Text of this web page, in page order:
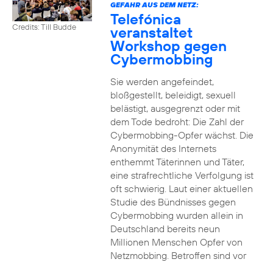
Credits: Till Budde
GEFAHR AUS DEM NETZ:
Telefónica
veranstaltet
Workshop gegen
Cybermobbing
Sie werden angefeindet,
bloßgestellt, beleidigt, sexuell
belästigt, ausgegrenzt oder mit
dem Tode bedroht: Die Zahl der
Cybermobbing-Opfer wächst. Die
Anonymität des Internets
enthemmt Täterinnen und Täter,
eine strafrechtliche Verfolgung ist
oft schwierig. Laut einer aktuellen
Studie des Bündnisses gegen
Cybermobbing wurden allein in
Deutschland bereits neun
Millionen Menschen Opfer von
Netzmobbing. Betroffen sind vor